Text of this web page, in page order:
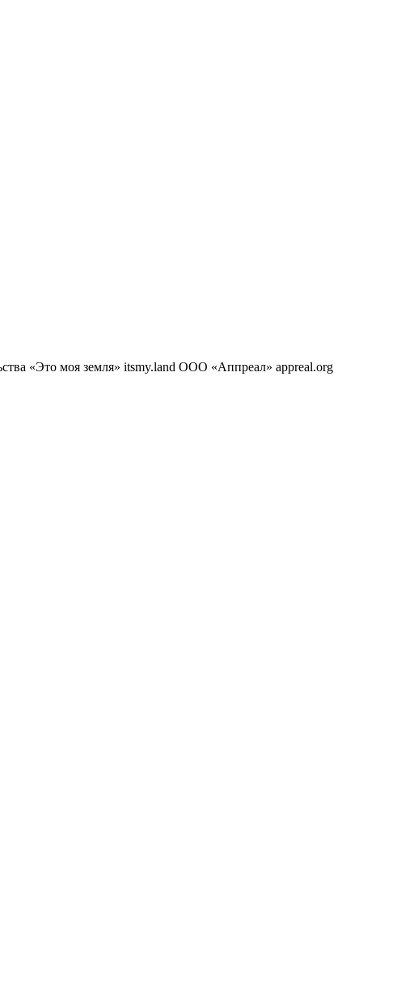
«Это моя земля» itsmy.land ООО «Аппреал» appreal.org